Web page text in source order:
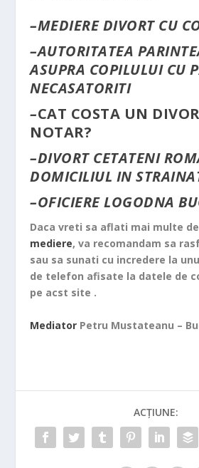
–MEDIERE DIVORT CU
–AUTORITATEA
ASUPRA COPILULUI CU
NECASATORITI
–CAT COSTA UN
NOTAR?
–DIVORT CETATENI
DOMICILIUL IN
–OFICIERE LOGODNA
Daca vreti sa aflati mai multe
mediere, va recomandam sa
sau sa sunati cu incredere la
de telefon afisate la datele de
pe acst site .
Mediator Petru Mustateanu –
ACȚIUNE: